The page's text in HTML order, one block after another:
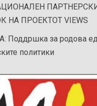
НА ПРОЕКТОТ VIEWS
Поддршка за родова
политики